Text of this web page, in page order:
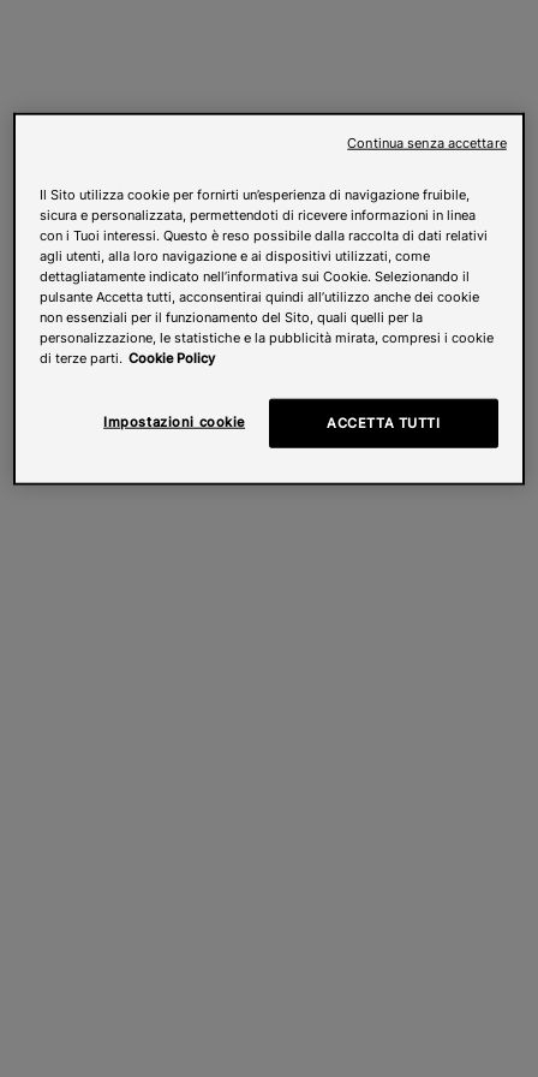
Il Sito utilizza cookie per fornirti un’esperienza di navigazione fruibile,
sicura e personalizzata, permettendoti di ricevere informazioni in linea
con i Tuoi interessi. Questo è reso possibile dalla raccolta di dati relativi
agli utenti, alla loro navigazione e ai dispositivi utilizzati, come
dettagliatamente indicato nell’informativa sui Cookie. Selezionando il
pulsante Accetta tutti, acconsentirai quindi all’utilizzo anche dei cookie
non essenziali per il funzionamento del Sito, quali quelli per la
personalizzazione, le statistiche e la pubblicità mirata, compresi i cookie
di terze parti. Cookie Policy
Impostazioni cookie ACCETTA TUTTI
Continua senza accettare